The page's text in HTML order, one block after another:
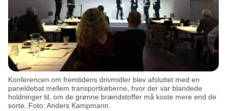
Konferencen om fremtidens drivmidler blev afsluttet med en
paneldebat mellem transportkøberne, hvor der var blandede
holdninger til, om de grønne brændstoffer må koste mere end de
sorte. Foto: Anders Kampmann.